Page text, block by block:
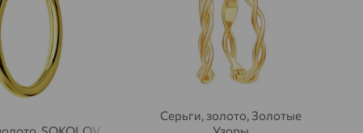
Серьги, золото, Золотые